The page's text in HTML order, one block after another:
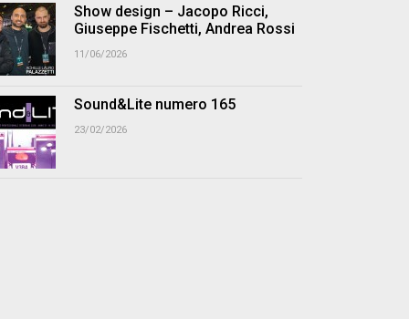
Show design – Jacopo Ricci,
Giuseppe Fischetti, Andrea Rossi
11/06/2026
Sound&Lite numero 165
23/02/2026